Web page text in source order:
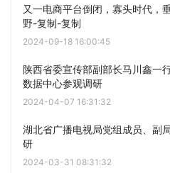
又一电商平台倒闭，寡头时代，
野-复制-复制
2024-09-18 16:00:45
陕西省委宣传部副部长马川鑫一
数据中心参观调研
2024-04-07 16:31:32
湖北省广播电视局党组成员、副
研
2024-03-31 08:31:32